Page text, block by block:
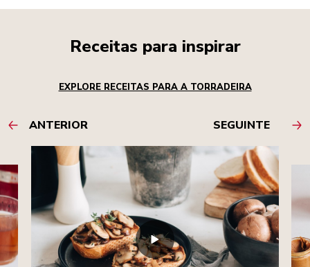
Receitas para inspirar
EXPLORE RECEITAS PARA A TORRADEIRA
ANTERIOR SEGUINTE